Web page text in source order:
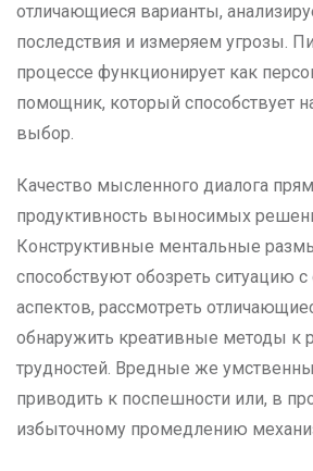
отличающиеся варианты,
последствия и измеряем угрозы.
процессе функционирует как
помощник, который способствует
выбор.
Качество мысленного диалога
продуктивность выносимых
Конструктивные ментальные
способствуют обозреть ситуацию
аспектов, рассмотреть
обнаружить креативные методы к
трудностей. Вредные же
приводить к поспешности или, в
избыточному промедлению